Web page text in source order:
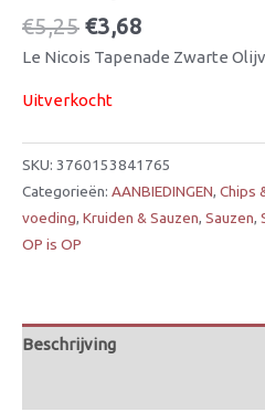
€5,25 €3,68
Le Nicois Tapenade Zwarte
Uitverkocht
SKU: 3760153841765
Categorieën: AANBIEDINGEN, Chips
voeding, Kruiden & Sauzen, Sauzen,
OP is OP
Beschrijving